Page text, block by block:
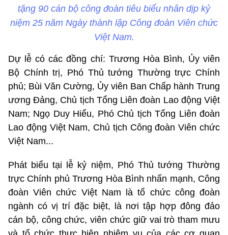
tặng 90 cán bộ công đoàn tiêu biểu nhân dịp kỷ
niệm 25 năm Ngày thành lập Công đoàn Viên chức
Việt Nam.
Dự lễ có các đồng chí: Trương Hòa Bình, Ủy viên
Bộ Chính trị, Phó Thủ tướng Thường trực Chính
phủ; Bùi Văn Cường, Ủy viên Ban Chấp hành Trung
ương Đảng, Chủ tịch Tổng Liên đoàn Lao động Việt
Nam; Ngọ Duy Hiểu, Phó Chủ tịch Tổng Liên đoàn
Lao động Việt Nam, Chủ tịch Công đoàn Viên chức
Việt Nam...
Phát biểu tại lễ kỷ niệm, Phó Thủ tướng Thường
trực Chính phủ Trương Hòa Bình nhấn mạnh, Công
đoàn Viên chức Việt Nam là tổ chức công đoàn
ngành có vị trí đặc biệt, là nơi tập hợp đông đảo
cán bộ, công chức, viên chức giữ vai trò tham mưu